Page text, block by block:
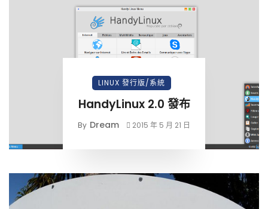
LINUX 發行版/系統
HandyLinux 2.0 發布
By Dream 2015 年 5 月 21 日